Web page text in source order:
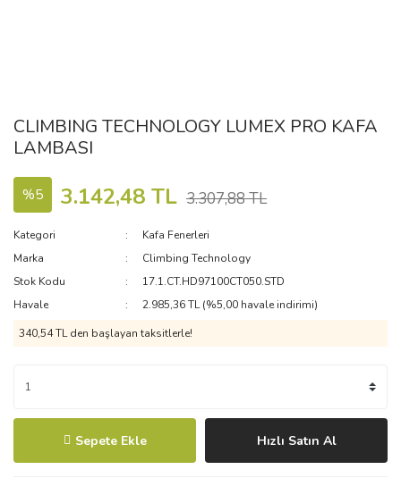
CLIMBING TECHNOLOGY LUMEX PRO KAFA
LAMBASI
%5 3.142,48 TL 3.307,88 TL
Kategori
Kafa Fenerleri
Marka
Climbing Technology
Stok Kodu
17.1.CT.HD97100CT050.STD
Havale
2.985,36 TL (%5,00 havale indirimi)
340,54 TL den başlayan taksitlerle!
Sepete Ekle Hızlı Satın Al